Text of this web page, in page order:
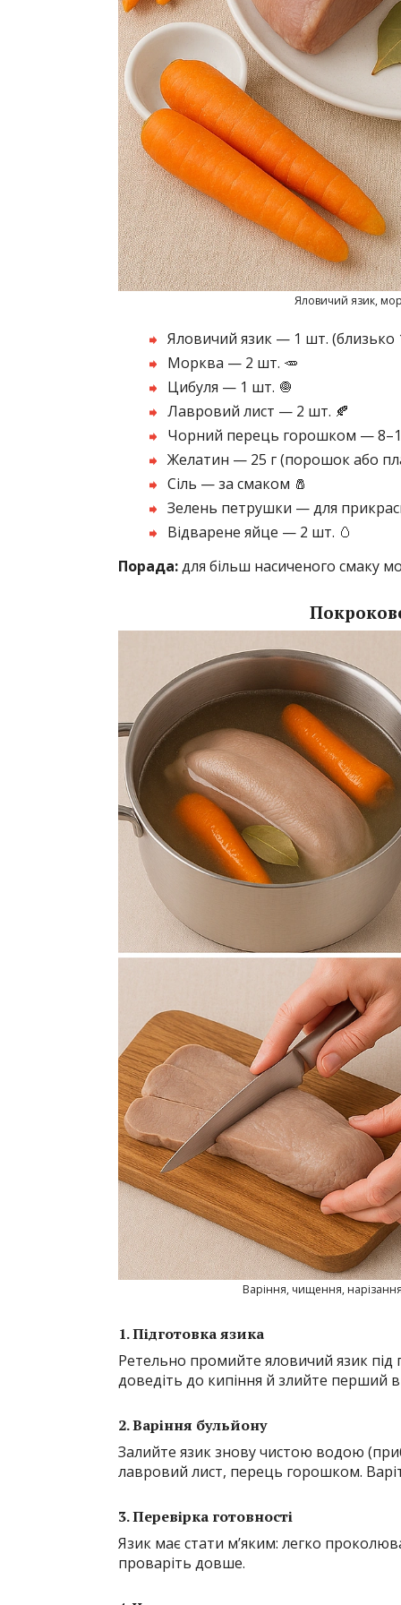
Яловичий язик,
Яловичий язик — 1 шт. (близько
Морква — 2 шт. 🥕
Цибуля — 1 шт. 🧅
Лавровий лист — 2 шт. 🍂
Чорний перець горошком —
Желатин — 25 г (порошок або
Сіль — за смаком 🧂
Зелень петрушки — для
Відварене яйце — 2 шт. 🥚
Порада:для більш насиченого смаку
Варіння, чищення,
1. Підготовка язика
Ретельно промийте яловичий язик
доведіть до кипіння й злийте
2. Варіння бульйону
Залийте язик знову чистою водою
лавровий лист, перець горошком.
3. Перевірка готовності
Язик має стати м’яким: легко
проваріть довше.